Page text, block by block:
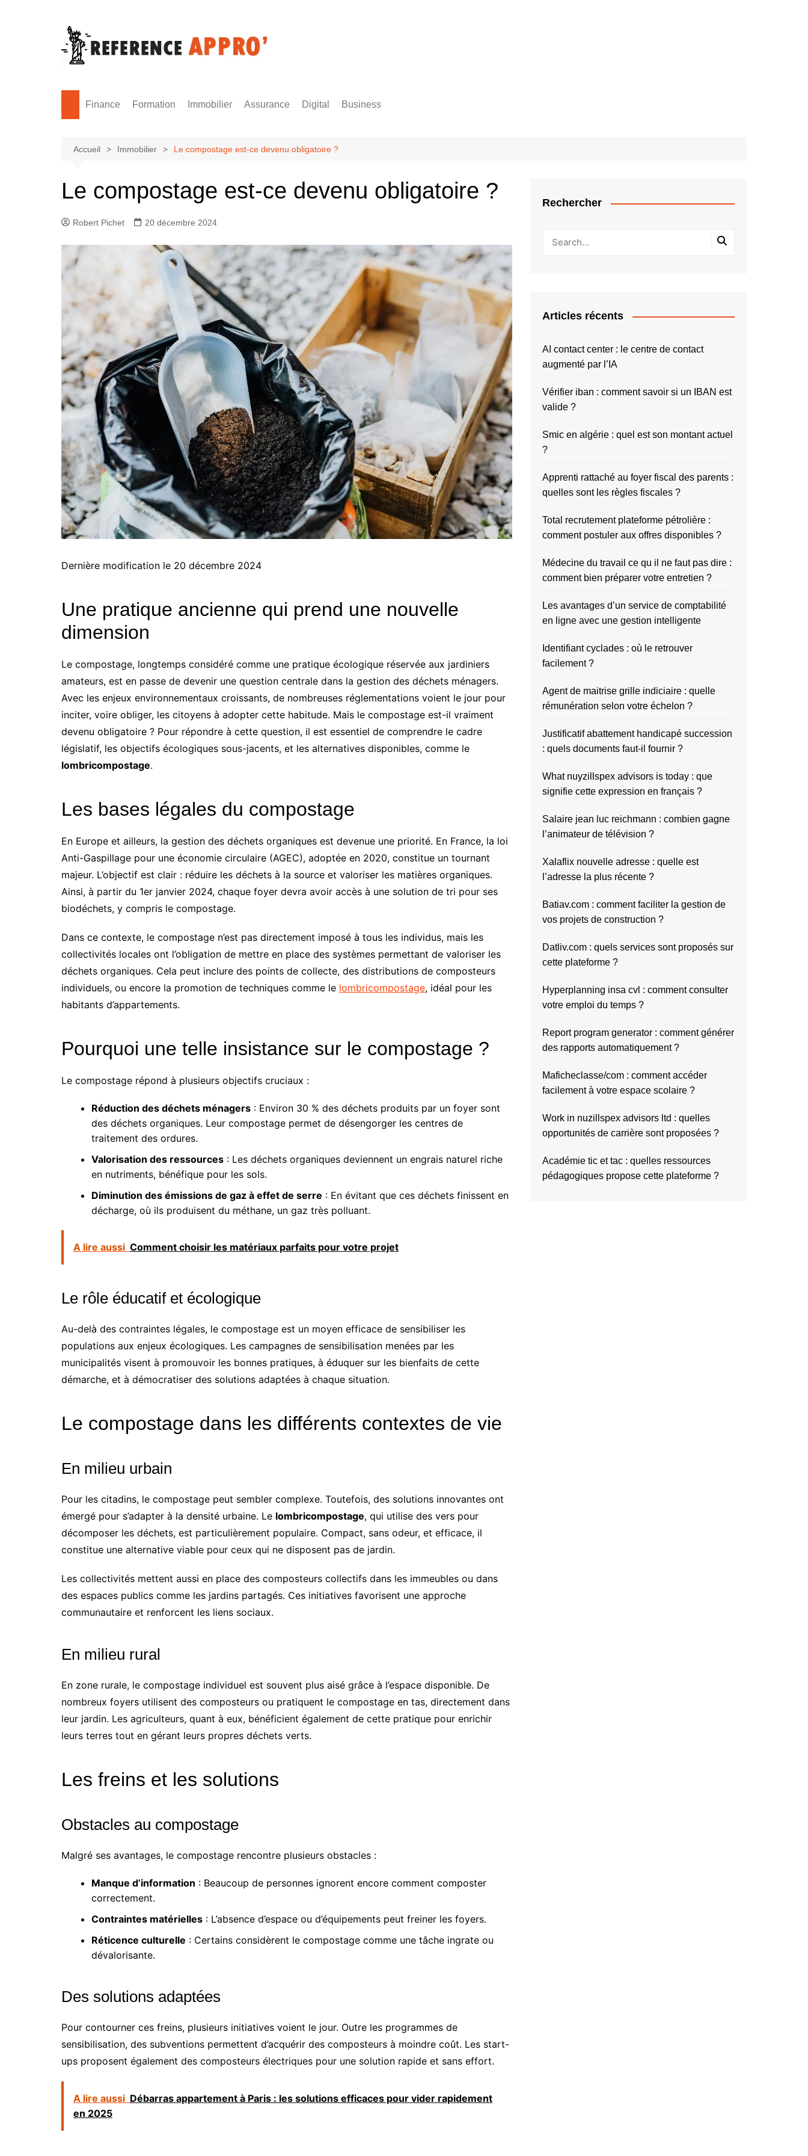
Finance Formation Immobilier Assurance Digital Business
Accueil Immobilier Le compostage est-ce devenu obligatoire ?
Le compostage est-ce devenu obligatoire ?
Robert Pichet 20 décembre 2024
Dernière modification le 20 décembre 2024
Une pratique ancienne qui prend une nouvelle
dimension
Le compostage, longtemps considéré comme une pratique écologique réservée aux jardiniers
amateurs, est en passe de devenir une question centrale dans la gestion des déchets ménagers.
Avec les enjeux environnementaux croissants, de nombreuses réglementations voient le jour pour
inciter, voire obliger, les citoyens à adopter cette habitude. Mais le compostage est-il vraiment
devenu obligatoire ? Pour répondre à cette question, il est essentiel de comprendre le cadre
législatif, les objectifs écologiques sous-jacents, et les alternatives disponibles, comme le
lombricompostage.
Les bases légales du compostage
En Europe et ailleurs, la gestion des déchets organiques est devenue une priorité. En France, la loi
Anti-Gaspillage pour une économie circulaire (AGEC), adoptée en 2020, constitue un tournant
majeur. L’objectif est clair : réduire les déchets à la source et valoriser les matières organiques.
Ainsi, à partir du 1er janvier 2024, chaque foyer devra avoir accès à une solution de tri pour ses
biodéchets, y compris le compostage.
Dans ce contexte, le compostage n’est pas directement imposé à tous les individus, mais les
collectivités locales ont l’obligation de mettre en place des systèmes permettant de valoriser les
déchets organiques. Cela peut inclure des points de collecte, des distributions de composteurs
individuels, ou encore la promotion de techniques comme le lombricompostage, idéal pour les
habitants d’appartements.
Pourquoi une telle insistance sur le compostage ?
Le compostage répond à plusieurs objectifs cruciaux :
Réduction des déchets ménagers : Environ 30 % des déchets produits par un foyer sont
des déchets organiques. Leur compostage permet de désengorger les centres de
traitement des ordures.
Valorisation des ressources : Les déchets organiques deviennent un engrais naturel riche
en nutriments, bénéfique pour les sols.
Diminution des émissions de gaz à effet de serre : En évitant que ces déchets finissent en
décharge, où ils produisent du méthane, un gaz très polluant.
A lire aussi Comment choisir les matériaux parfaits pour votre projet
Le rôle éducatif et écologique
Au-delà des contraintes légales, le compostage est un moyen efficace de sensibiliser les
populations aux enjeux écologiques. Les campagnes de sensibilisation menées par les
municipalités visent à promouvoir les bonnes pratiques, à éduquer sur les bienfaits de cette
démarche, et à démocratiser des solutions adaptées à chaque situation.
Le compostage dans les différents contextes de vie
En milieu urbain
Pour les citadins, le compostage peut sembler complexe. Toutefois, des solutions innovantes ont
émergé pour s’adapter à la densité urbaine. Le lombricompostage, qui utilise des vers pour
décomposer les déchets, est particulièrement populaire. Compact, sans odeur, et efficace, il
constitue une alternative viable pour ceux qui ne disposent pas de jardin.
Les collectivités mettent aussi en place des composteurs collectifs dans les immeubles ou dans
des espaces publics comme les jardins partagés. Ces initiatives favorisent une approche
communautaire et renforcent les liens sociaux.
En milieu rural
En zone rurale, le compostage individuel est souvent plus aisé grâce à l’espace disponible. De
nombreux foyers utilisent des composteurs ou pratiquent le compostage en tas, directement dans
leur jardin. Les agriculteurs, quant à eux, bénéficient également de cette pratique pour enrichir
leurs terres tout en gérant leurs propres déchets verts.
Les freins et les solutions
Obstacles au compostage
Malgré ses avantages, le compostage rencontre plusieurs obstacles :
Manque d’information : Beaucoup de personnes ignorent encore comment composter
correctement.
Contraintes matérielles : L’absence d’espace ou d’équipements peut freiner les foyers.
Réticence culturelle : Certains considèrent le compostage comme une tâche ingrate ou
dévalorisante.
Des solutions adaptées
Pour contourner ces freins, plusieurs initiatives voient le jour. Outre les programmes de
sensibilisation, des subventions permettent d’acquérir des composteurs à moindre coût. Les start-
ups proposent également des composteurs électriques pour une solution rapide et sans effort.
A lire aussi Débarras appartement à Paris : les solutions efficaces pour vider rapidement
en 2025
Rechercher
Articles récents
AI contact center : le centre de contact
augmenté par l’IA
Vérifier iban : comment savoir si un IBAN est
valide ?
Smic en algérie : quel est son montant actuel
?
Apprenti rattaché au foyer fiscal des parents :
quelles sont les règles fiscales ?
Total recrutement plateforme pétrolière :
comment postuler aux offres disponibles ?
Médecine du travail ce qu il ne faut pas dire :
comment bien préparer votre entretien ?
Les avantages d’un service de comptabilité
en ligne avec une gestion intelligente
Identifiant cyclades : où le retrouver
facilement ?
Agent de maitrise grille indiciaire : quelle
rémunération selon votre échelon ?
Justificatif abattement handicapé succession
: quels documents faut-il fournir ?
What nuyzillspex advisors is today : que
signifie cette expression en français ?
Salaire jean luc reichmann : combien gagne
l’animateur de télévision ?
Xalaflix nouvelle adresse : quelle est
l’adresse la plus récente ?
Batiav.com : comment faciliter la gestion de
vos projets de construction ?
Datliv.com : quels services sont proposés sur
cette plateforme ?
Hyperplanning insa cvl : comment consulter
votre emploi du temps ?
Report program generator : comment générer
des rapports automatiquement ?
Maficheclasse/com : comment accéder
facilement à votre espace scolaire ?
Work in nuzillspex advisors ltd : quelles
opportunités de carrière sont proposées ?
Académie tic et tac : quelles ressources
pédagogiques propose cette plateforme ?